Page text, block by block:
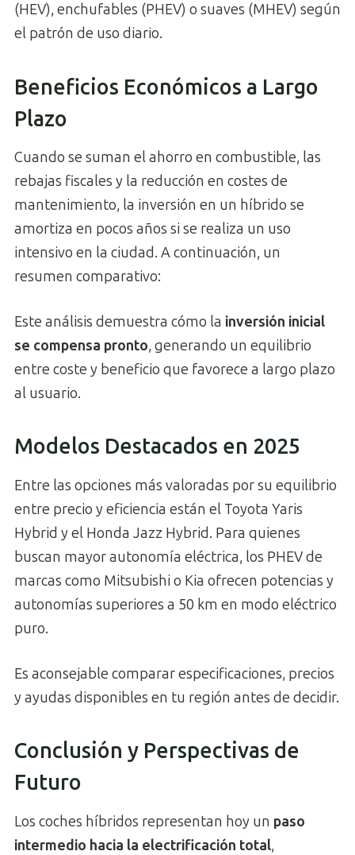
(HEV), enchufables (PHEV) o suaves (MHEV) según
el patrón de uso diario.
Beneficios Económicos a Largo
Plazo
Cuando se suman el ahorro en combustible, las
rebajas fiscales y la reducción en costes de
mantenimiento, la inversión en un híbrido se
amortiza en pocos años si se realiza un uso
intensivo en la ciudad. A continuación, un
resumen comparativo:
Este análisis demuestra cómo la inversión inicial
se compensa pronto, generando un equilibrio
entre coste y beneficio que favorece a largo plazo
al usuario.
Modelos Destacados en 2025
Entre las opciones más valoradas por su equilibrio
entre precio y eficiencia están el Toyota Yaris
Hybrid y el Honda Jazz Hybrid. Para quienes
buscan mayor autonomía eléctrica, los PHEV de
marcas como Mitsubishi o Kia ofrecen potencias y
autonomías superiores a 50 km en modo eléctrico
puro.
Es aconsejable comparar especificaciones, precios
y ayudas disponibles en tu región antes de decidir.
Conclusión y Perspectivas de
Futuro
Los coches híbridos representan hoy un paso
intermedio hacia la electrificación total,